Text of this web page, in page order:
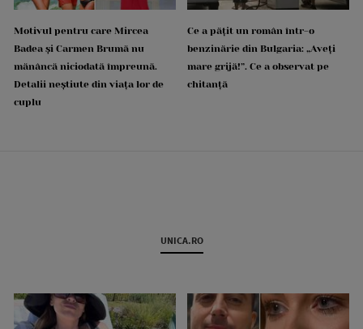
Motivul pentru care Mircea
Badea și Carmen Brumă nu
mănâncă niciodată împreună.
Detalii neștiute din viața lor de
cuplu
Ce a pățit un român într-o
benzinărie din Bulgaria: „Aveți
mare grijă!”. Ce a observat pe
chitanță
UNICA.RO